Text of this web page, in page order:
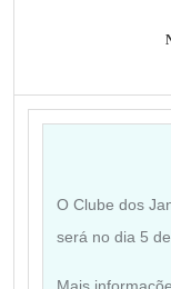
O Clube dos
será no dia 5